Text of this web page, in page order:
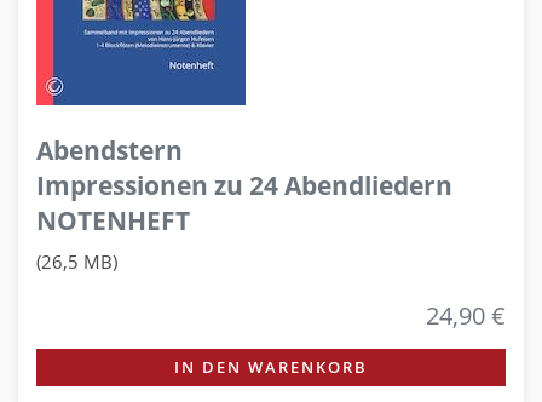
Abendstern
Impressionen zu 24 Abendliedern
NOTENHEFT
(26,5 MB)
24,90 €
IN DEN WARENKORB